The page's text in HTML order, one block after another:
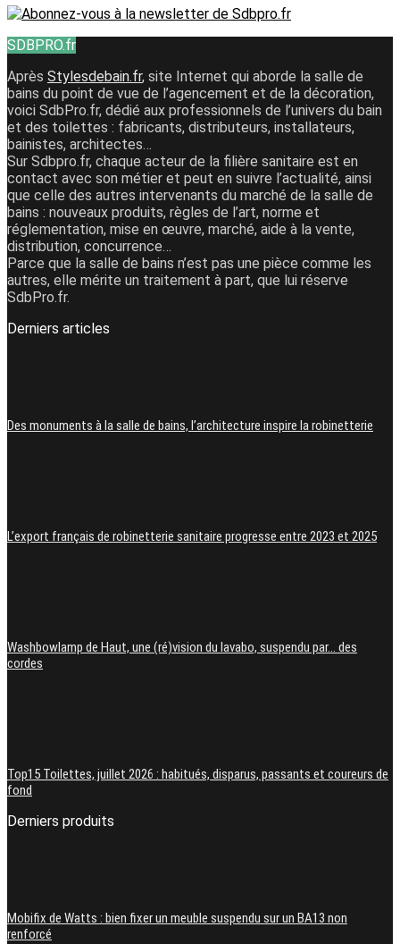
SDBPRO.fr
Après Stylesdebain.fr, site Internet qui aborde la salle de
bains du point de vue de l’agencement et de la décoration,
voici SdbPro.fr, dédié aux professionnels de l’univers du bain
et des toilettes : fabricants, distributeurs, installateurs,
bainistes, architectes…
Sur Sdbpro.fr, chaque acteur de la filière sanitaire est en
contact avec son métier et peut en suivre l’actualité, ainsi
que celle des autres intervenants du marché de la salle de
bains : nouveaux produits, règles de l’art, norme et
réglementation, mise en œuvre, marché, aide à la vente,
distribution, concurrence…
Parce que la salle de bains n’est pas une pièce comme les
autres, elle mérite un traitement à part, que lui réserve
SdbPro.fr.
Derniers articles
Des monuments à la salle de bains, l’architecture inspire la robinetterie
L’export français de robinetterie sanitaire progresse entre 2023 et 2025
Washbowlamp de Haut, une (ré)vision du lavabo, suspendu par… des
cordes
Top15 Toilettes, juillet 2026 : habitués, disparus, passants et coureurs de
fond
Derniers produits
Mobifix de Watts : bien fixer un meuble suspendu sur un BA13 non
renforcé